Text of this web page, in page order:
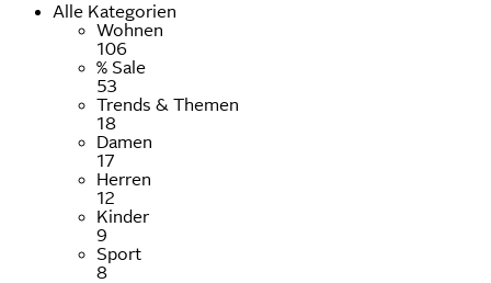
Alle Kategorien
Wohnen
106
% Sale
53
Trends & Themen
18
Damen
17
Herren
12
Kinder
9
Sport
8